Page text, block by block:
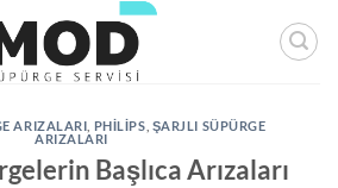
ARIZALARI PHILIPS ŞARJLI SÜPÜRGE
ARIZALARI
Başlıca Arızaları